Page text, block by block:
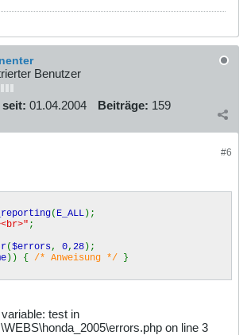
Benutzer
seit: 01.04.2004 Beiträge: 159
#6
( E_ALL);
;
($errors, 0, 28);
)) { /* Anweisung */ }
test in
on line 3